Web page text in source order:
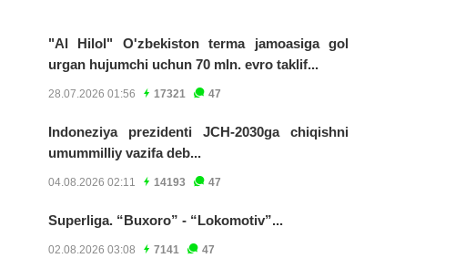
"Al Hilol" O'zbekiston terma jamoasiga gol
urgan hujumchi uchun 70 mln. evro taklif...
28.07.2026 01:56 17321 47
Indoneziya prezidenti JCH-2030ga chiqishni
umummilliy vazifa deb...
04.08.2026 02:11 14193 47
Superliga. “Buxoro” - “Lokomotiv”...
02.08.2026 03:08 7141 47